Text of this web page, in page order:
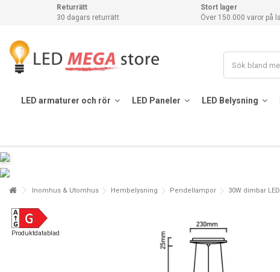
Returrätt
30 dagars returrätt
Stort lager
Över 150.000 varor på
LED armaturer och rör LED Paneler LED Belysning
Inomhus & Utomhus Hembelysning Pendellampor 30W dimbar
Produktdatablad